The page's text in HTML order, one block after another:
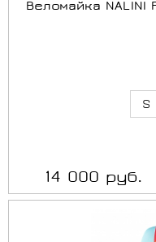
Веломайка NALINI
S
14 000 руб.